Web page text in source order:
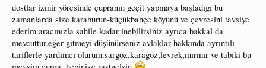
dostlar izmir yöresinde çupranın geçit yapmaya başladıgı bu
zamanlarda size karaburun-küçükbahçe köyünü ve çevresini tavsiye
ederim.aracınızla sahile kadar inebilirsiniz ayrıca bakkal da
mevcuttur.eğer gitmeyi düşünürseniz avlaklar hakkında ayrıntılı
tariflerle yardımcı olurum.sargoz,karagöz,levrek,mırmır ve tabiki bu